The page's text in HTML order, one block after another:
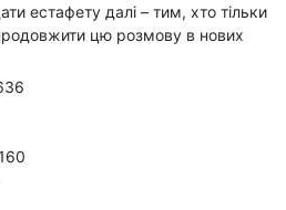
естафету далі – тим, хто тільки
цю розмову в нових